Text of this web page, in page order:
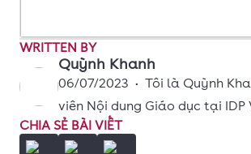
WRITTEN BY
Quỳnh Khanh
06/07/2023 • Tôi là Quỳnh
viên Nội dung Giáo dục tại IDP
CHIA SẺ BÀI VIẾT